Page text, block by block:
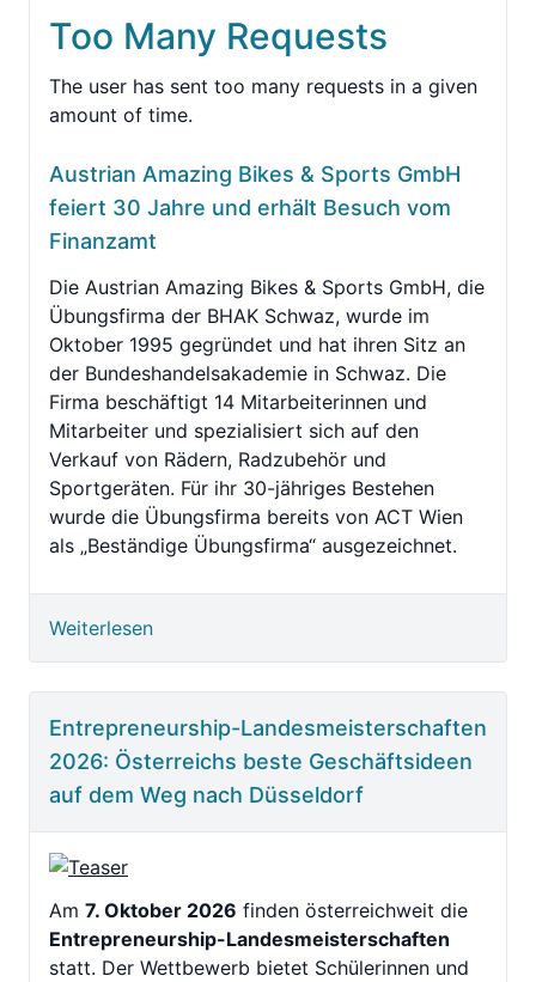
Too Many Requests
The user has sent too many requests in a given
amount of time.
Austrian Amazing Bikes & Sports GmbH
feiert 30 Jahre und erhält Besuch vom
Finanzamt
Die Austrian Amazing Bikes & Sports GmbH, die
Übungsfirma der BHAK Schwaz, wurde im
Oktober 1995 gegründet und hat ihren Sitz an
der Bundeshandelsakademie in Schwaz. Die
Firma beschäftigt 14 Mitarbeiterinnen und
Mitarbeiter und spezialisiert sich auf den
Verkauf von Rädern, Radzubehör und
Sportgeräten. Für ihr 30-jähriges Bestehen
wurde die Übungsfirma bereits von ACT Wien
als „Beständige Übungsfirma“ ausgezeichnet.
Weiterlesen
Entrepreneurship-Landesmeisterschaften
2026: Österreichs beste Geschäftsideen
auf dem Weg nach Düsseldorf
Am 7. Oktober 2026 finden österreichweit die
Entrepreneurship-Landesmeisterschaften
statt. Der Wettbewerb bietet Schülerinnen und